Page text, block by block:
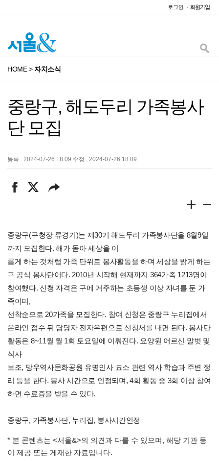
HOME>자치소식
중랑구, 해도두리 가족봉사
단 모집
등록 : 2024-07-26 18:09 수정 : 2024-07-26 18:09
중랑구(구청장 류경기)는 제30기 해도두리 가족봉사단을 8월9일
까지 모집한다. 해가 돋아 세상을 이
롭게 하는 것처럼 가족 단위로 봉사활동을 하며 세상을 밝게 하는
구 공식 봉사단이다. 2010년 시작해 현재까지 364가족 1213명이
참여했다. 신청 자격은 구에 거주하는 초등생 이상 자녀를 둔 가
족이며,
선착순으로 20가족을 모집한다. 참여 신청은 중랑구 누리집에서
온라인 접수 뒤 담당자 전자우편으로 신청서를 내면 된다. 봉사단
활동은 8~11월 월 1회 토요일에 이뤄진다. 요양원 어르신 말벗 및
식사
보조, 망우역사문화공원 유명인사 묘소 관련 역사 학습과 주변 정
리 등을 한다. 봉사 시간으로 인정되며, 4회 활동 중 3회 이상 참여
하면 수료증을 받을 수 있다.
중랑구, 가족봉사단, 누리집, 봉사시간인정
* 본 콘텐츠는 <서울&>의 의견과 다를 수 있으며, 해당 기관 등
이 제공 또는 게재한 자료입니다.